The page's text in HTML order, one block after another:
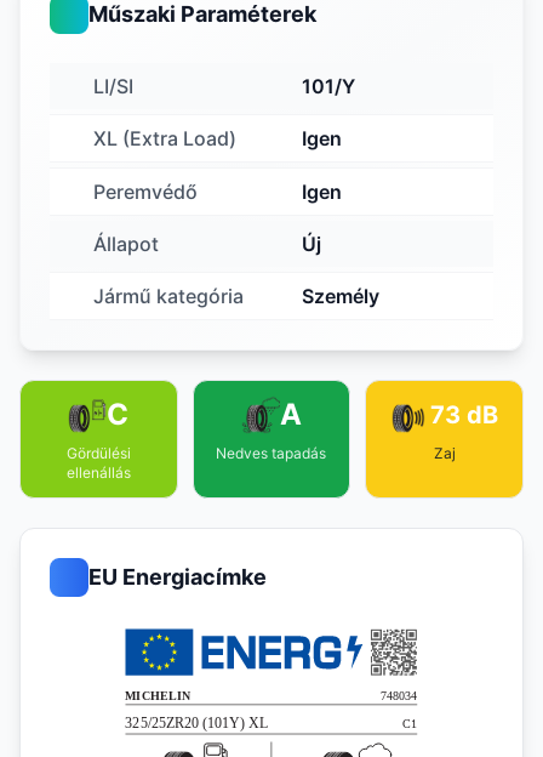
Műszaki Paraméterek
LI/SI 101/Y
XL (Extra Load) Igen
Peremvédő Igen
Állapot Új
Jármű kategória Személy
C
Gördülési
ellenállás
A
Nedves tapadás
73 dB
Zaj
EU Energiacímke